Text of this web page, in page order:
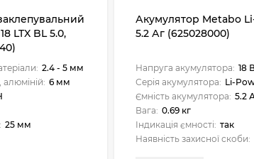
LTX BL 5.0,
2.4 - 5 мм
6 мм
25 мм
Акумулятор Metabo
5.2 Аг (625028000)
Напруга акумулятора: 18
Серія акумулятора: Li-
Ємність акумулятора: 5.2
Вага: 0.69 кг
Індикація ємності: так
Наявність захисної скоби: